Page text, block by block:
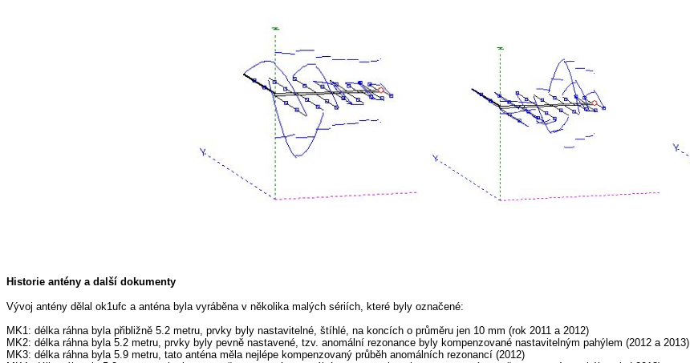
Historie antény a další dokumenty
Vývoj antény dělal ok1ufc a anténa byla vyráběna v několika malých sériích, které byly označené:
MK1: délka ráhna byla přibližně 5.2 metru, prvky byly nastavitelné, štíhlé, na koncích o průměru jen 10 mm (rok 2011 a 2012)
MK2: délka ráhna byla 5.2 metru, prvky byly pevně nastavené, tzv. anomální rezonance byly kompenzované nastavitelným pahýlem (2012 a 2013)
MK3: délka ráhna byla 5.9 metru, tato anténa měla nejlépe kompenzovaný průběh anomálních rezonancí (2012)